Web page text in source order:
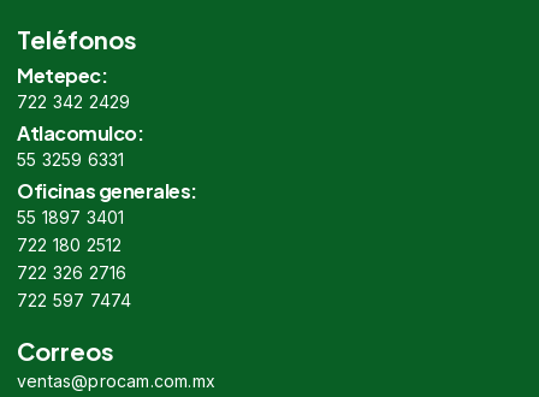
Teléfonos
Metepec:
722 342 2429
Atlacomulco:
55 3259 6331
Oficinas generales:
55 1897 3401
722 180 2512
722 326 2716
722 597 7474
Correos
ventas@procam.com.mx